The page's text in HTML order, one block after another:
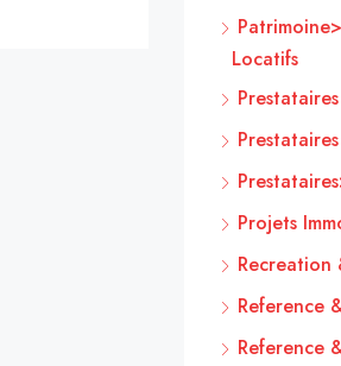
Locatifs
Prestataires
Projets
Recreation
Reference
Reference